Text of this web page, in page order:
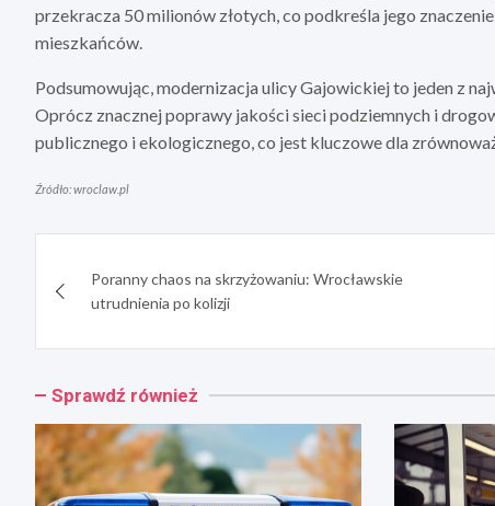
przekracza 50 milionów złotych, co podkreśla jego
mieszkańców.
Podsumowując, modernizacja ulicy Gajowickiej to jeden z
Oprócz znacznej poprawy jakości sieci podziemnych i
publicznego i ekologicznego, co jest kluczowe dla
Źródło: wroclaw.pl
wpisuPoranny chaos na skrzyżowaniu: Wrocławskie
utrudnienia po kolizji
Sprawdź również